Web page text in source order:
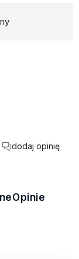
dodaj opinię
Opinie